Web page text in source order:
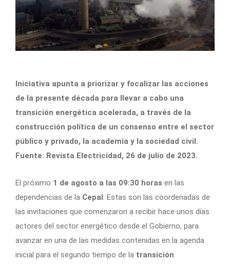
Iniciativa apunta a priorizar y focalizar las acciones
de la presente década para llevar a cabo una
transición energética acelerada, a través de la
construcción política de un consenso entre el sector
público y privado, la academia y la sociedad civil.
Fuente: Revista Electricidad, 26 de julio de 2023.
El próximo 1 de agosto a las 09:30 horas en las
dependencias de la Cepal . Estas son las coordenadas de
las invitaciones que comenzaron a recibir hace unos días
actores del sector energético desde el Gobierno, para
avanzar en una de las medidas contenidas en la agenda
inicial para el segundo tiempo de la transición